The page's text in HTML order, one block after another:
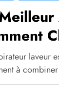
laveur
à